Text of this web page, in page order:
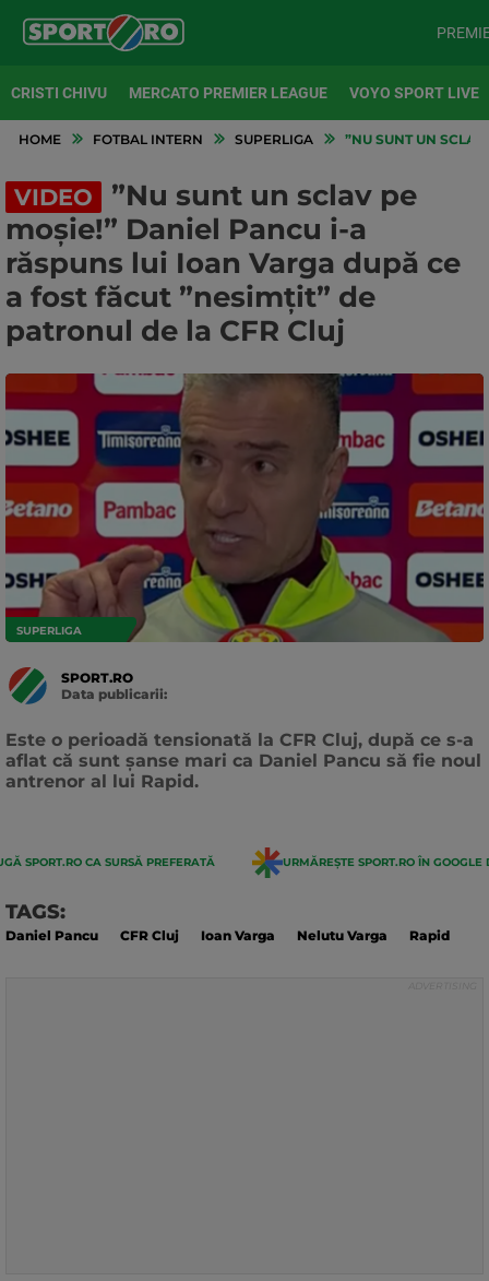
CRISTI CHIVU MERCATO PREMIER LEAGUE VOYO SPORT LIVE
HOME FOTBAL INTERN SUPERLIGA ”NU SUNT UN
VIDEO
”Nu sunt un sclav pe
moșie!” Daniel Pancu i-a
răspuns lui Ioan Varga după ce
a fost făcut ”nesimțit” de
patronul de la CFR Cluj
SUPERLIGA
SPORT.RO
Data publicarii:
Este o perioadă tensionată la CFR Cluj, după ce s-a
aflat că sunt șanse mari ca Daniel Pancu să fie noul
antrenor al lui Rapid.
SPORT.RO CA SURSĂ PREFERATĂ URMĂREȘTE SPORT.RO ÎN GOOGLE
TAGS:
Daniel Pancu CFR Cluj Ioan Varga Nelutu Varga Rapid